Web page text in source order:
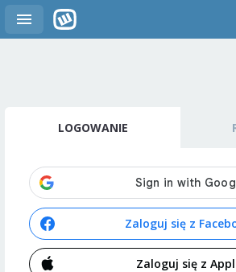
LOGOWANIE
Zaloguj się z
Zaloguj się z